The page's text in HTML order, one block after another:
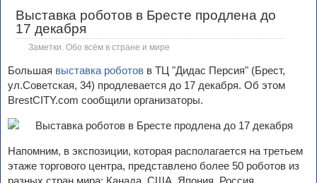
Выставка роботов в Бресте продлена до
17 декабря
Заметки. Обо всём в стране и мире
Большая выставка роботов в ТЦ "Дидас Персия" (Брест,
ул.Советская, 34) продлевается до 17 декабря. Об этом
BrestCITY.com сообщили организаторы.
Напомним, в экспозиции, которая располагается на третьем
этаже торгового центра, представлено более 50 роботов из
разных стран мира: Канада, США, Япония, Россия,